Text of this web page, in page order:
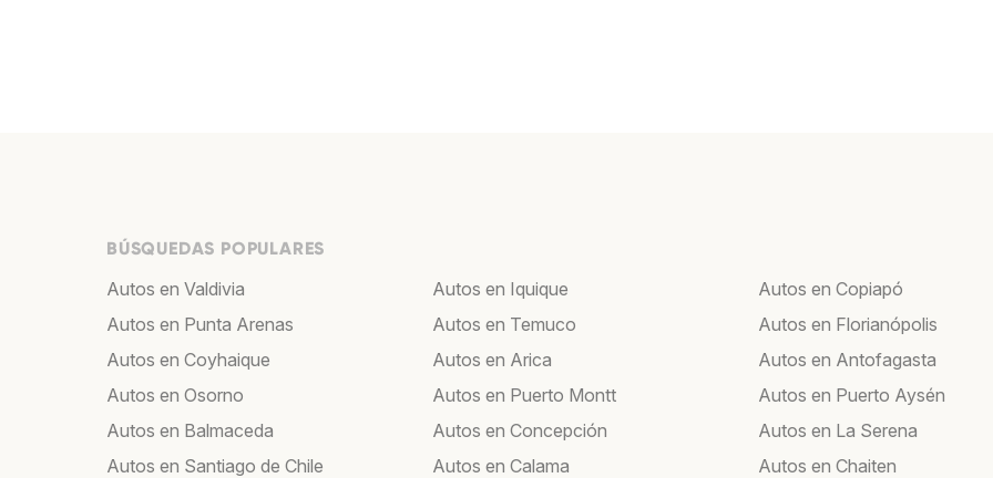
BÚSQUEDAS POPULARES
Autos en Valdivia
Autos en Punta Arenas
Autos en Coyhaique
Autos en Osorno
Autos en Balmaceda
Autos en Santiago de Chile
Autos en Iquique
Autos en Temuco
Autos en Arica
Autos en Puerto Montt
Autos en Concepción
Autos en Calama
Autos en Copiapó
Autos en Florianópolis
Autos en Antofagasta
Autos en Puerto Aysén
Autos en La Serena
Autos en Chaiten